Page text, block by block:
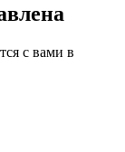
с вами в